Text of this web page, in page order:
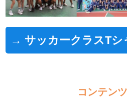
→ サッカークラスTシ
コンテン